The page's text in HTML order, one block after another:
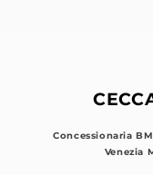
Concessionaria
Venezia